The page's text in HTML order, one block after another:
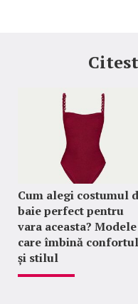
Cum alegi costumul
baie perfect pentru
vara aceasta? Modele
care îmbină confortul
și stilul